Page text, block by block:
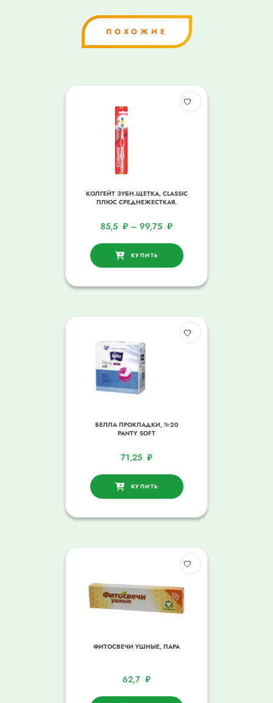
ПОХОЖИЕ
КОЛГЕЙТ ЗУБН.ЩЕТКА, CLASSIC
ПЛЮС СРЕДНЕЖЕСТКАЯ.
85,5 ₽ – 99,75 ₽
КУПИТЬ
БЕЛЛА ПРОКЛАДКИ, №20
PANTY SOFT
71,25 ₽
КУПИТЬ
ФИТОСВЕЧИ УШНЫЕ, ПАРА
62,7 ₽